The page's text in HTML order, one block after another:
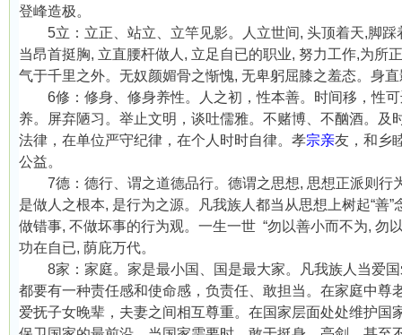
登峰造极。
5立：立正、站立、立竿见影。人立世间, 头顶着天,脚踩
当昂首挺胸, 立直腰杆做人 , 立足自已的职业, 努力工作,为所
气于千里之外。无奴颜媚骨之惭愧, 无卑躬屈膝之羞态。身
6修：修身、修身养性。人之初，性本善。时间移，性
养。屏弃陋习。举止文明，谈吐儒雅。不赌博、不酗酒。及
法律，在单位严守纪律，在个人时时自律。孝宗亲友，和乡
公益。
7德：德行、谓之道德品行。德谓之思想, 思想正派则行
是做人之根本, 是行为之源。凡我族人都当从思想上树起“善”
做错事, 不做坏事的行为观。一生一世 “勿以善小而不为, 勿
功在自已, 荫庇万代。
8家：家庭。家是最小国、国是最大家。凡我族人当爱
都要有一种责任感和使命感，负责任、敢担当。在家庭中尊
爱抚子女晚辈，夫妻之间相互尊重。在国家层面处处维护国